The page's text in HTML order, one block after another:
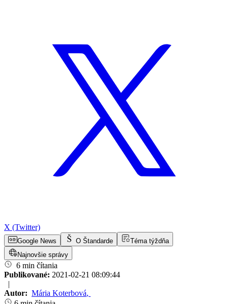
X (Twitter)
Google News O Štandarde
Téma týždňa
Najnovšie správy
6 min čítania
Publikované: 2021-02-21 08:09:44
|
Autor: Mária Koterbová,